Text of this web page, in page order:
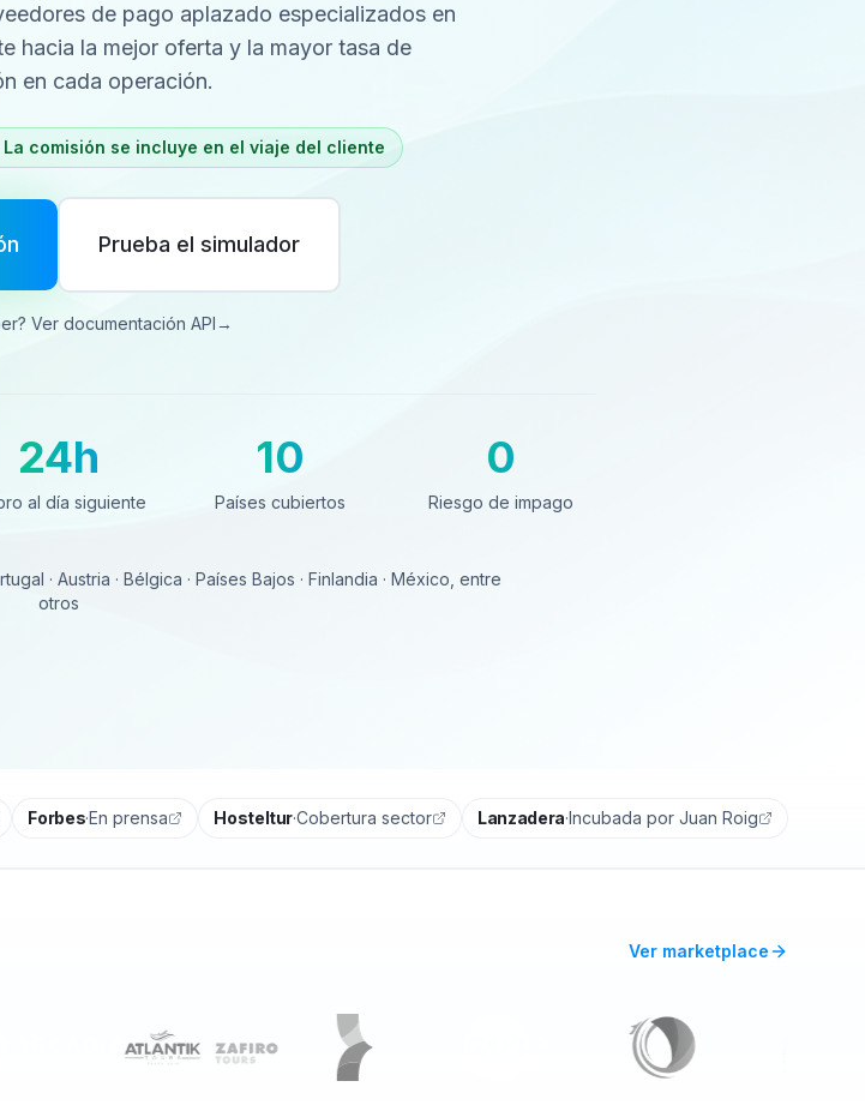
de pago aplazado especializados en
hacia la mejor oferta y la mayor tasa de
en cada operación.
comisión se incluye en el viaje del cliente
Prueba el simulador
Ver documentación API→
BNPL
al día siguiente
24h
al día siguiente
Países cubiertos
10
Países cubiertos
Riesgo de impago
0
Riesgo de impago
· Austria · Bélgica · Países Bajos · Finlandia · México, entre
otros
Forbes·En prensa Hosteltur·Cobertura sector Lanzadera·Incubada por Juan Roig
Ver marketplace